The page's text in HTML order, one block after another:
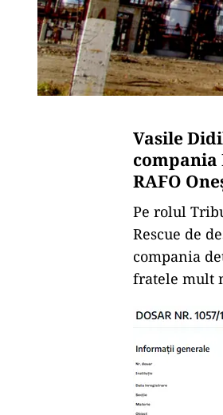
Vasile
compania
RAFO
Pe rolul
Rescue de
compania
fratele mult